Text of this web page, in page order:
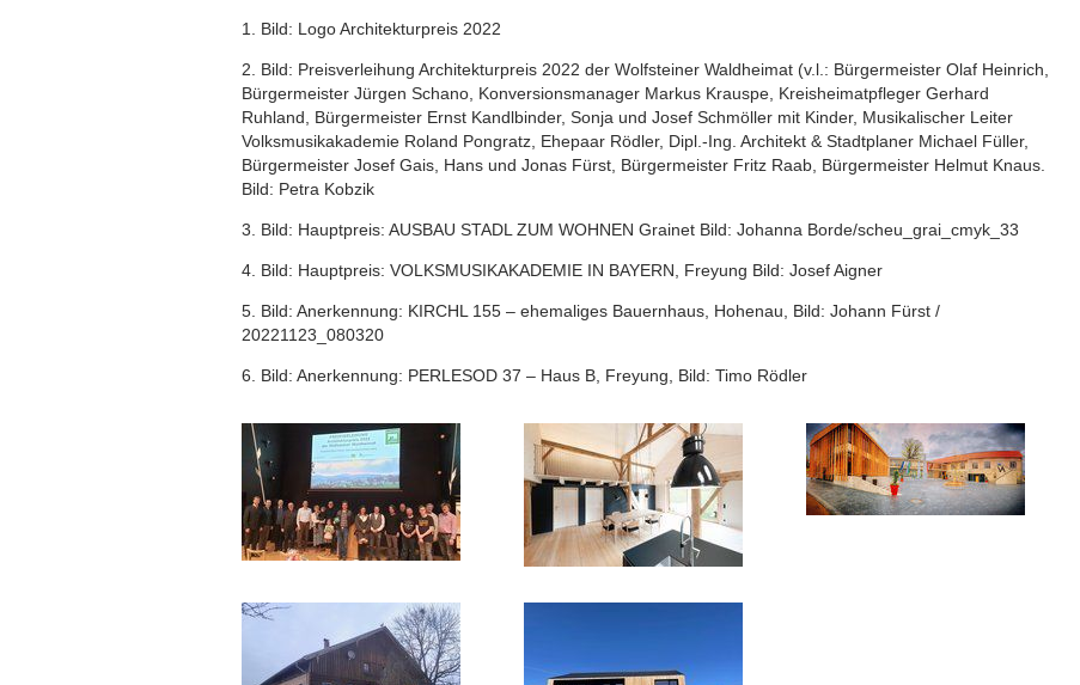
1. Bild: Logo Architekturpreis 2022
2. Bild: Preisverleihung Architekturpreis 2022 der Wolfsteiner Waldheimat (v.l.: Bürgermeister Olaf Heinrich,
Bürgermeister Jürgen Schano, Konversionsmanager Markus Krauspe, Kreisheimatpfleger Gerhard
Ruhland, Bürgermeister Ernst Kandlbinder, Sonja und Josef Schmöller mit Kinder, Musikalischer Leiter
Volksmusikakademie Roland Pongratz, Ehepaar Rödler, Dipl.-Ing. Architekt & Stadtplaner Michael Füller,
Bürgermeister Josef Gais, Hans und Jonas Fürst, Bürgermeister Fritz Raab, Bürgermeister Helmut Knaus.
Bild: Petra Kobzik
3. Bild: Hauptpreis: AUSBAU STADL ZUM WOHNEN Grainet Bild: Johanna Borde/scheu_grai_cmyk_33
4. Bild: Hauptpreis: VOLKSMUSIKAKADEMIE IN BAYERN, Freyung Bild: Josef Aigner
5. Bild: Anerkennung: KIRCHL 155 – ehemaliges Bauernhaus, Hohenau, Bild: Johann Fürst /
20221123_080320
6. Bild: Anerkennung: PERLESOD 37 – Haus B, Freyung, Bild: Timo Rödler